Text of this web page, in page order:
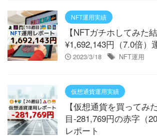
NFT運用実績
【NFTガチホしてみた
¥1,692,143円（7.0倍）
2023/3/18 NFT運用
仮想通貨運用実績
【仮想通貨を買ってみ
目-281,769円の赤字（
レポート